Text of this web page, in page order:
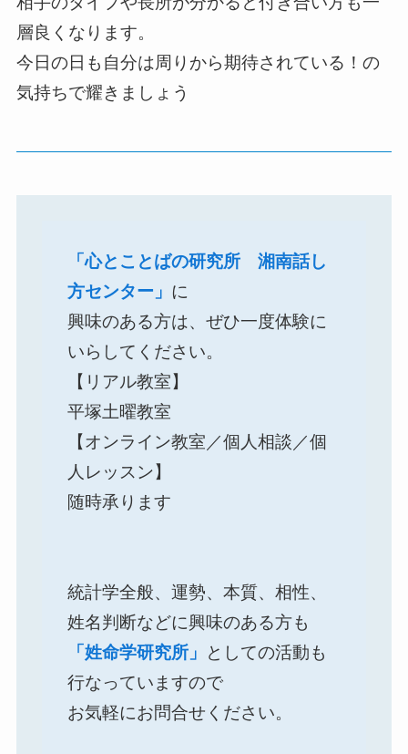
層良くなります。
今日の日も自分は周りから期待されている！の
気持ちで耀きましょう
「心とことばの研究所 湘南話し
方センター」 に
興味のある方は、ぜひ一度体験に
いらしてください。
【リアル教室】
平塚土曜教室
【オンライン教室／個人相談／個
人レッスン】
随時承ります
統計学全般、運勢、本質、相性、
姓名判断などに興味のある方も
「姓命学研究所」
としての活動も
行なっていますので
お気軽にお問合せください。